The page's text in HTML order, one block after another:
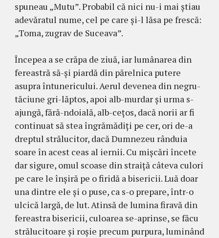
spuneau „Mutu”. Pro­babil că nici nu-i mai știau
adevăratul nume, cel pe care și-l lăsa pe frescă:
„Toma, zugrav de Suceava”.
Începea a se crăpa de ziuă, iar lumânarea din
fereastră să-și piardă din părelnica putere
asupra întunericului. Aerul devenea din negru-
tăciune gri-lăptos, apoi alb-murdar și urma s-
ajungă, fără-ndoială, alb-cețos, dacă norii ar fi
continuat să stea îngrămădiți pe cer, ori de-a
dreptul strălucitor, dacă Dumnezeu rânduia
soare în acest ceas al iernii. Cu mișcări încete
dar sigure, omul scoase din straiță câteva culori
pe care le înșiră pe o firidă a bisericii. Luă doar
una dintre ele și o puse, ca s-o prepare, într-o
ulcică largă, de lut. Atinsă de lumina firavă din
fereastra bisericii, cu­loa­rea se-aprinse, se făcu
strălucitoare și roșie pre­cum purpura, luminând